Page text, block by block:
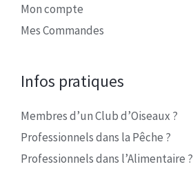
Mon compte
Mes Commandes
Infos pratiques
Membres d’un Club d’Oiseaux ?
Professionnels dans la Pêche ?
Professionnels dans l’Alimentaire ?